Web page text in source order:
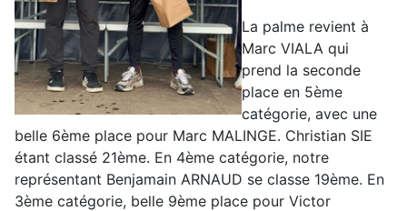
La palme revient à
Marc VIALA qui
prend la seconde
place en 5ème
catégorie, avec une
belle 6ème place pour Marc MALINGE. Christian SIE
étant classé 21ème. En 4ème catégorie, notre
représentant Benjamain ARNAUD se classe 19ème. En
3ème catégorie, belle 9ème place pour Victor